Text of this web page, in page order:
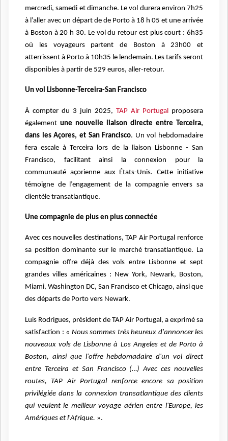
mercredi, samedi et dimanche. Le vol durera environ 7h25
à l’aller avec un départ de de Porto à 18 h 05 et une arrivée
à Boston à 20 h 30. Le vol du retour est plus court : 6h35
où les voyageurs partent de Boston à 23h00 et
atterrissent à Porto à 10h35 le lendemain. Les tarifs seront
disponibles à partir de 529 euros, aller-retour.
Un vol Lisbonne-Terceira-San Francisco
À compter du 3 juin 2025, TAP Air Portugal proposera
également une nouvelle liaison directe entre Terceira,
dans les Açores, et San Francisco. Un vol hebdomadaire
fera escale à Terceira lors de la liaison Lisbonne - San
Francisco, facilitant ainsi la connexion pour la
communauté açorienne aux États-Unis. Cette initiative
témoigne de l’engagement de la compagnie envers sa
clientèle transatlantique.
Une compagnie de plus en plus connectée
Avec ces nouvelles destinations, TAP Air Portugal renforce
sa position dominante sur le marché transatlantique. La
compagnie offre déjà des vols entre Lisbonne et sept
grandes villes américaines : New York, Newark, Boston,
Miami, Washington DC, San Francisco et Chicago, ainsi que
des départs de Porto vers Newark.
Luis Rodrigues, président de TAP Air Portugal, a exprimé sa
satisfaction : « Nous sommes très heureux d'annoncer les
nouveaux vols de Lisbonne à Los Angeles et de Porto à
Boston, ainsi que l'offre hebdomadaire d'un vol direct
entre Terceira et San Francisco (…) Avec ces nouvelles
routes, TAP Air Portugal renforce encore sa position
privilégiée dans la connexion transatlantique des clients
qui veulent le meilleur voyage aérien entre l'Europe, les
Amériques et l'Afrique. ».